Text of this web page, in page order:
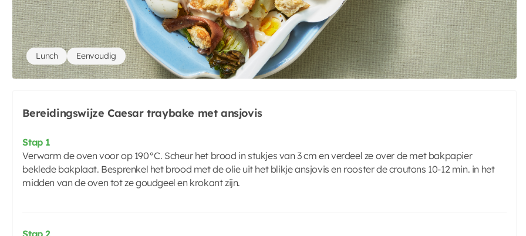
Lunch Eenvoudig
Bereidingswijze Caesar traybake met ansjovis
Stap 1
Verwarm de oven voor op 190°C. Scheur het brood in stukjes van 3 cm en verdeel ze over de met bakpapier
beklede bakplaat. Besprenkel het brood met de olie uit het blikje ansjovis en rooster de croutons 10-12 min. in het
midden van de oven tot ze goudgeel en krokant zijn.
Stap 2